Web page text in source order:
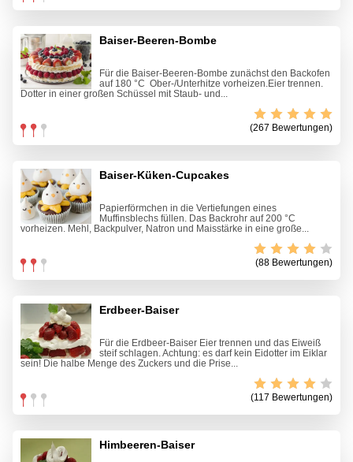
Baiser-Beeren-Bombe
Für die Baiser-Beeren-Bombe zunächst den Backofen
auf 180 °C Ober-/Unterhitze vorheizen.Eier trennen.
Dotter in einer großen Schüssel mit Staub- und...
(267 Bewertungen)
Baiser-Küken-Cupcakes
Papierförmchen in die Vertiefungen eines
Muffinsblechs füllen. Das Backrohr auf 200 °C
vorheizen. Mehl, Backpulver, Natron und Maisstärke in eine große...
(88 Bewertungen)
Erdbeer-Baiser
Für die Erdbeer-Baiser Eier trennen und das Eiweiß
steif schlagen. Achtung: es darf kein Eidotter im Eiklar
sein! Die halbe Menge des Zuckers und die Prise...
(117 Bewertungen)
Himbeeren-Baiser